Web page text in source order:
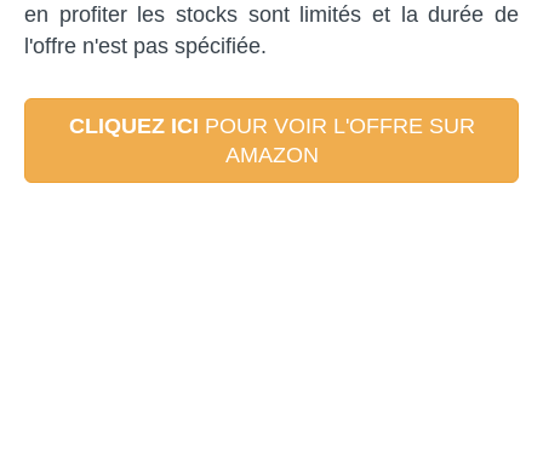
en profiter les stocks sont limités et la durée de
l'offre n'est pas spécifiée.
CLIQUEZ ICI POUR VOIR L'OFFRE SUR
AMAZON